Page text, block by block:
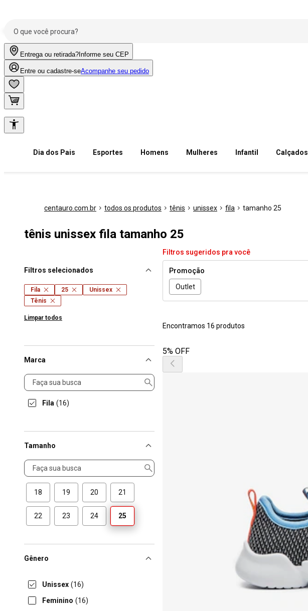
Entrega ou retirada? Informe seu CEP
Entre ou cadastre-seAcompanhe seu pedido
Dia dos Pais Esportes Homens Mulheres Infantil Calçados
centauro.com.br todos os produtos tênis unissex fila tamanho 25
tênis unissex fila tamanho 25
Filtros selecionados
Fila 25
Unissex
Tênis
Limpar todos
Marca
Marca
Fila (16)
Tamanho
Tamanho
18 19 20 21
22 23 24 25
Gênero
Unissex (16)
Feminino (16)
Filtros sugeridos pra você
Promoção
Outlet
Encontramos 16 produtos
5% OFF